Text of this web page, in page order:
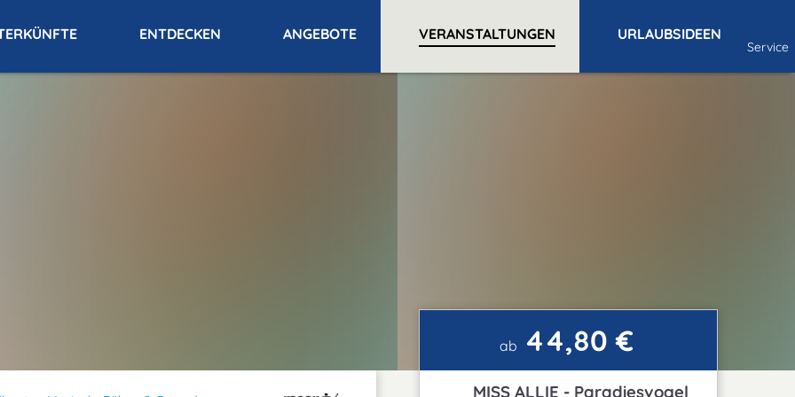
ENTDECKEN ANGEBOTE VERANSTALTUNGEN URLAUBSIDEEN
Service
ab 44,80 €
MISS ALLIE - Paradiesvogel